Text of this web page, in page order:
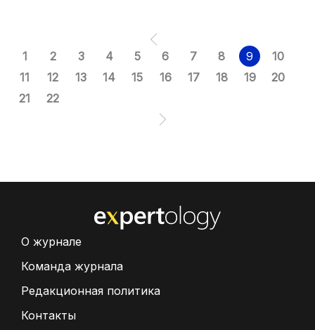
1 2 3 4 5 6 7 8 9
10
11
12 13 14 15 16 17 18 19
20
21
22
О журнале
Команда журнала
Редакционная политика
Контакты